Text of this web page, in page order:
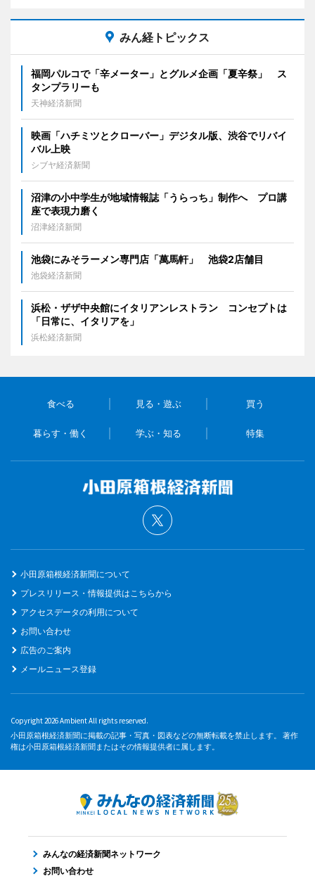
みん経トピックス
福岡パルコで「辛メーター」とグルメ企画「夏辛祭」 ス
タンプラリーも
天神経済新聞
映画「ハチミツとクローバー」デジタル版、渋谷でリバイ
バル上映
シブヤ経済新聞
沼津の小中学生が地域情報誌「うらっち」制作へ プロ講
座で表現力磨く
沼津経済新聞
池袋にみそラーメン専門店「萬馬軒」 池袋2店舗目
池袋経済新聞
浜松・ザザ中央館にイタリアンレストラン コンセプトは
「日常に、イタリアを」
浜松経済新聞
食べる 見る・遊ぶ 買う
暮らす・働く 学ぶ・知る 特集
小田原箱根経済新聞について
プレスリリース・情報提供はこちらから
アクセスデータの利用について
お問い合わせ
広告のご案内
メールニュース登録
Copyright 2026 Ambient All rights reserved.
小田原箱根経済新聞に掲載の記事・写真・図表などの無断転載を禁止します。 著作
権は小田原箱根経済新聞またはその情報提供者に属します。
みんなの経済新聞ネットワーク
お問い合わせ